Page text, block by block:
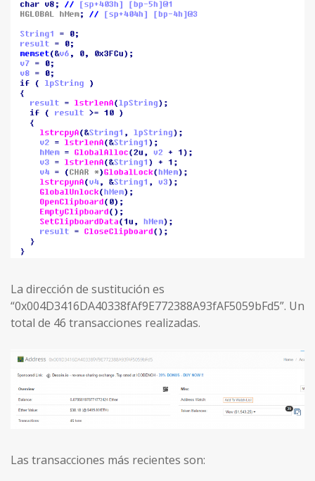
La dirección de sustitución es
“0x004D3416DA40338fAf9E772388A93fAF5059bFd5”. Un
total de 46 transacciones realizadas.
Las transacciones más recientes son: